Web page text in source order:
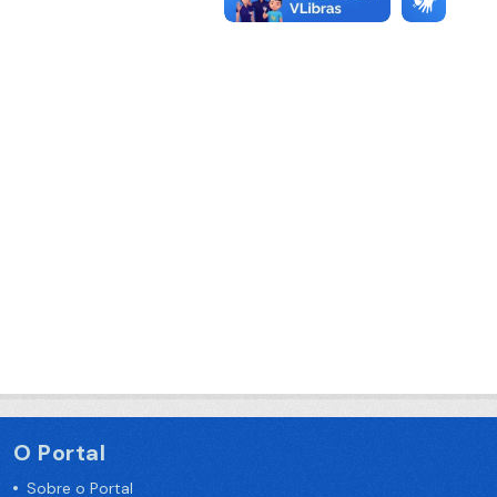
O Portal
Sobre o Portal